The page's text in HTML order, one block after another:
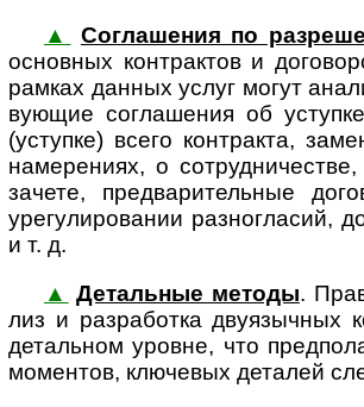
▲
Соглашения по
ос­нов­ных контрактов и
рамках данных услуг могут
ву­ю­щие соглашения об
(уступке) всего контракта,
намерениях, о
зачете, предварительные
урегулировании разногласий,
и т. д.
▲ Детальные методы.
лиз и разработка двуязыч­ных
детальном уровне, что
моментов, ключевых деталей